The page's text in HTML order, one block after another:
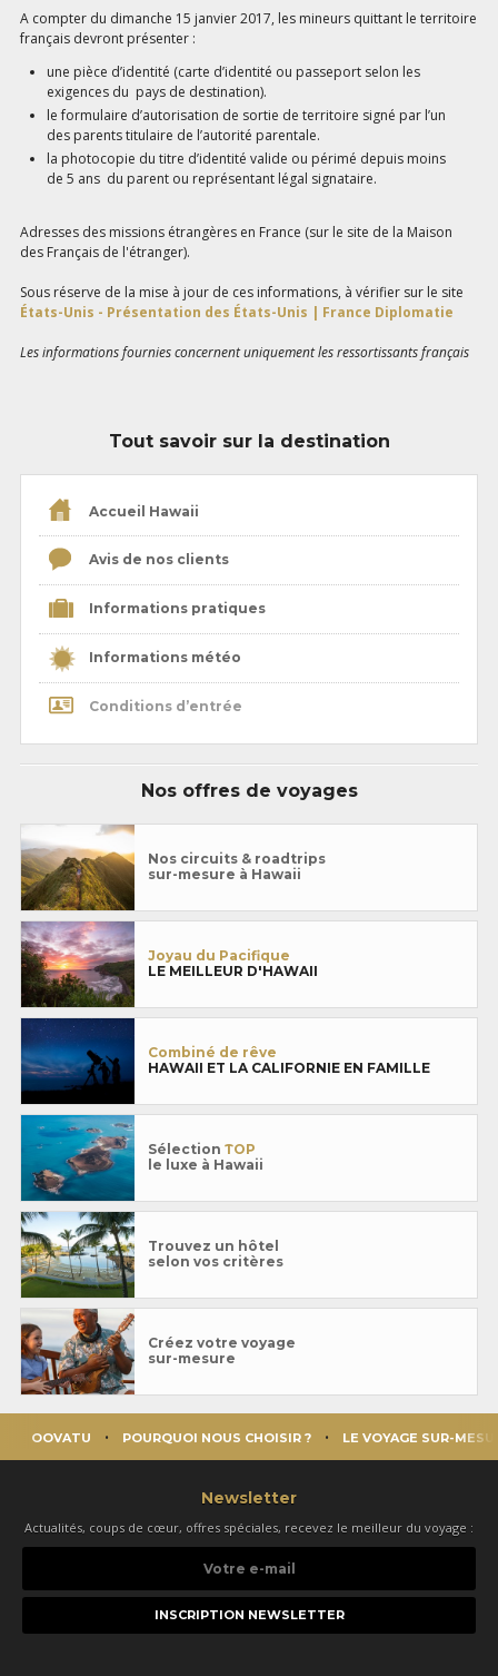
A compter du dimanche 15 janvier 2017, les mineurs quittant le territoire
français devront présenter :
une pièce d’identité (carte d’identité ou passeport selon les
exigences du pays de destination).
le formulaire d’autorisation de sortie de territoire signé par l’un
des parents titulaire de l’autorité parentale.
la photocopie du titre d’identité valide ou périmé depuis moins
de 5 ans du parent ou représentant légal signataire.
Adresses des missions étrangères en France (sur le site de la Maison
des Français de l'étranger).
Sous réserve de la mise à jour de ces informations, à vérifier sur le site
États-Unis - Présentation des États-Unis | France Diplomatie
Les informations fournies concernent uniquement les ressortissants français
Tout savoir sur la destination
Accueil Hawaii
Avis de nos clients
Informations pratiques
Informations météo
Conditions d’entrée
Nos offres de voyages
Nos circuits & roadtrips
sur-mesure à Hawaii
Joyau du Pacifique
LE MEILLEUR D'HAWAII
Combiné de rêve
HAWAII ET LA CALIFORNIE EN FAMILLE
Sélection TOP
le luxe à Hawaii
Trouvez un hôtel
selon vos critères
Créez votre voyage
sur-mesure
OOVATU POURQUOI NOUS CHOISIR ? LE VOYAGE SUR-
Newsletter
Actualités, coups de cœur, offres spéciales, recevez le meilleur du voyage :
e-